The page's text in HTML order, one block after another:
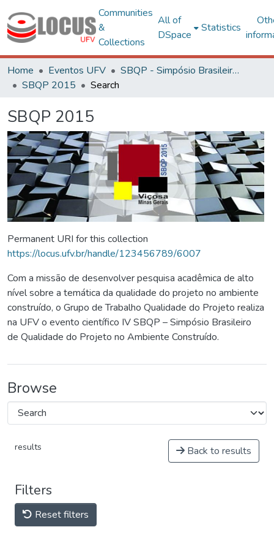
Communities
&
Collections
All of
DSpace
Statistics
Home Eventos UFV
SBQP - Simpósio Brasileiro de Qualidade do Projeto no Ambiente Construído
SBQP 2015
Search
SBQP 2015
Permanent URI for this collection
https://locus.ufv.br/handle/123456789/6007
Com a missão de desenvolver pesquisa acadêmica de alto
nível sobre a temática da qualidade do projeto no ambiente
construído, o Grupo de Trabalho Qualidade do Projeto realiza
na UFV o evento científico IV SBQP – Simpósio Brasileiro
de Qualidade do Projeto no Ambiente Construído.
Browse
results Back to results
Filters
Reset filters